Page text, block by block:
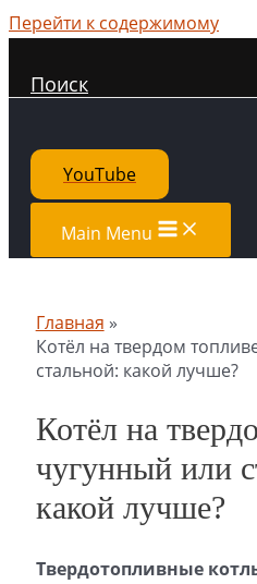
Перейти к содержимому
Поиск
YouTube
Main Menu
Главная
Котёл на твердом
стальной: какой лучше?
Котёл на
чугунный или
какой лучше?
Твердотопливные